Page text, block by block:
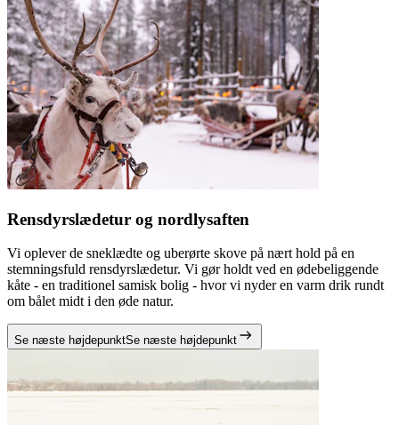
Rensdyrslædetur og nordlysaften
Vi oplever de sneklædte og uberørte skove på nært hold på en
stemningsfuld rensdyrslædetur. Vi gør holdt ved en ødebeliggende
kåte - en traditionel samisk bolig - hvor vi nyder en varm drik rundt
om bålet midt i den øde natur.
Se næste højdepunktSe næste højdepunkt